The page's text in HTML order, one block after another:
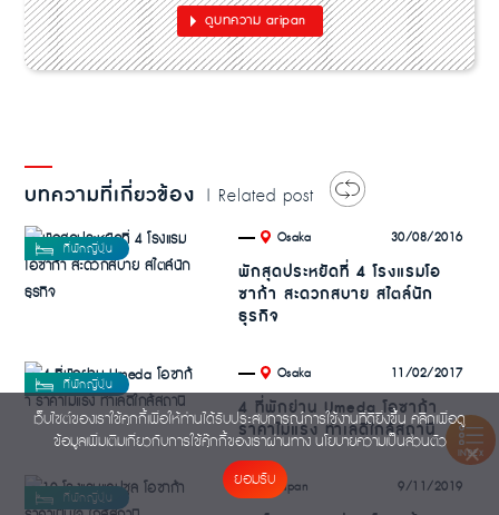
INDEX
ดูบทความ aripan
บทความที่เกี่ยวข้อง | Related post
. Osaka 30/08/2016
พักสุดประหยัดที่ 4 โรงแรมโอ
ซาก้า สะดวกสบาย สไตล์นัก
ธุรกิจ
. Osaka 11/02/2017
4 ที่พักย่าน Umeda โอซาก้า
ราคาไม่แรง ทำเลดีใกล้สถานี
. Japan 9/11/2019
เว็บไซต์ของเราใช้คุกกี้เพื่อให้ท่านได้รับประสบการณ์การใช้งานที่ดียิ่งขึ้น คลิกเพื่อดู
ข้อมูลเพิ่มเติมเกี่ยวกับการใช้คุ๊กกี้ของเราผ่านทางนโยบายความเป็นส่วนตัว
ยอมรับ